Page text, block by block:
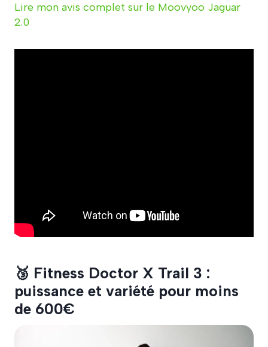
Lire mon avis complet sur le Moovyoo Jaguar
2.0
🥉 Fitness Doctor X Trail 3 :
puissance et variété pour moins
de 600€